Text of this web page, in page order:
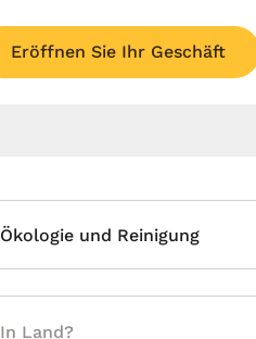
Eröffnen Sie Ihr Geschäft
Ökologie und Reinigung